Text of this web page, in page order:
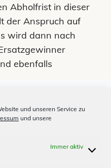
und unseren Service zu
und unsere
Immer aktiv
Abholfrist in dieser
der Anspruch auf
wird dann nach
ebenfalls